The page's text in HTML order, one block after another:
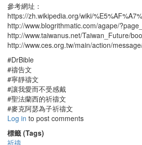
參考網址：
https://zh.wikipedia.org/wiki/
http://www.blogrithmatic.com/agape/
http://www.taiwanus.net/Taiwan_Future/
http://www.ces.org.tw/main/action/
#DrBible
#禱告文
#寧靜禱文
#讓我愛而不受感戴
#聖法蘭西的祈禱文
#麥克阿瑟為子祈禱文
Log in to post comments
標籤 (Tags)
祈禱